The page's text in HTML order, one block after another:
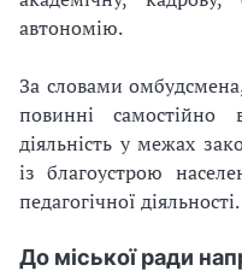
автономію.
За словами
повинні самостійно
діяльність у межах
із благоустрою
педагогічної діяльності.
До міської ради